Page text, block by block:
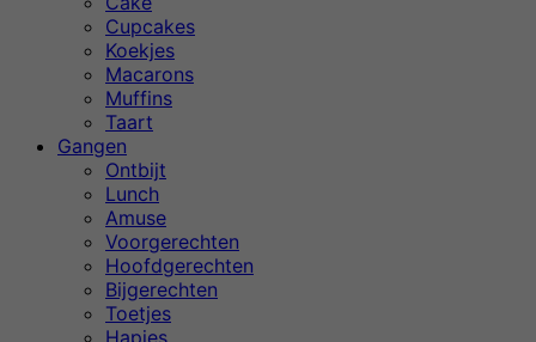
Cupcakes
Koekjes
Macarons
Muffins
Taart
Gangen
Ontbijt
Lunch
Amuse
Voorgerechten
Hoofdgerechten
Bijgerechten
Toetjes
Hapjes